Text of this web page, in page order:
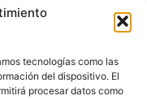
tecnologías como las
del dispositivo. El
procesar datos como
el lugar donde la
Sumérgete